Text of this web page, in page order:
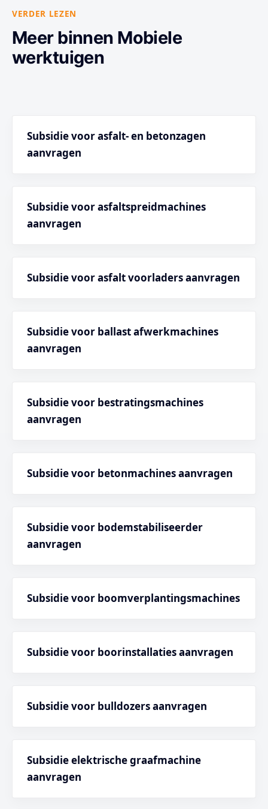
VERDER LEZEN
Meer binnen Mobiele
werktuigen
Subsidie voor asfalt- en betonzagen
aanvragen
Subsidie voor asfaltspreidmachines
aanvragen
Subsidie voor asfalt voorladers aanvragen
Subsidie voor ballast afwerkmachines
aanvragen
Subsidie voor bestratingsmachines
aanvragen
Subsidie voor betonmachines aanvragen
Subsidie voor bodemstabiliseerder
aanvragen
Subsidie voor boomverplantingsmachines
Subsidie voor boorinstallaties aanvragen
Subsidie voor bulldozers aanvragen
Subsidie elektrische graafmachine
aanvragen